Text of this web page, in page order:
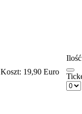
Koszt: 19,90 Euro